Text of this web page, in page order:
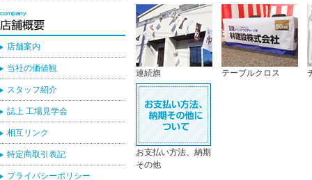
連続旗 テーブルクロス
お支払い方法、納期
その他
店舗案内
当社の価値観
スタッフ紹介
誌上 工場見学会
相互リンク
特定商取引表記
プライバシーポリシー